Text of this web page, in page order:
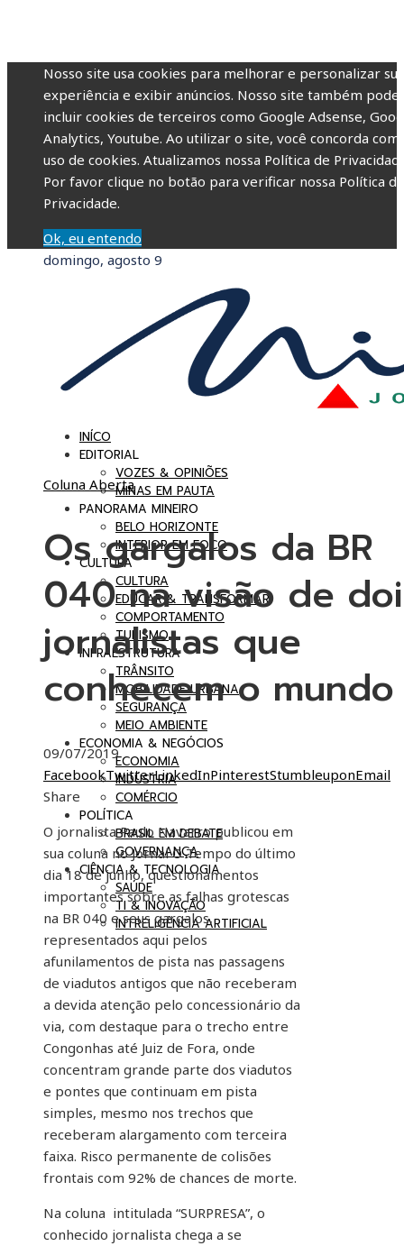
Nosso site usa cookies para melhorar e personalizar sua
experiência e exibir anúncios. Nosso site também pode
incluir cookies de terceiros como Google Adsense,
Analytics, Youtube. Ao utilizar o site, você concorda com
uso de cookies. Atualizamos nossa Política de
Por favor clique no botão para verificar nossa Política de
Privacidade.
Ok, eu entendo
domingo, agosto 9
INÍCO
EDITORIAL
VOZES & OPINIÕES
MINAS EM PAUTA
PANORAMA MINEIRO
BELO HORIZONTE
INTERIOR EM FOCO
CULTURA
CULTURA
EDUCAR & TRANSFORMAR
COMPORTAMENTO
TURISMO
INFRAESTRUTURA
TRÂNSITO
MOBILIDADE URBANA
SEGURANÇA
MEIO AMBIENTE
ECONOMIA & NEGÓCIOS
ECONOMIA
INDÚSTRIA
COMÉRCIO
POLÍTICA
BRASIL EM DEBATE
GOVERNANÇA
CIÊNCIA & TECNOLOGIA
SAÚDE
TI & INOVAÇÃO
INTRELIGÊNCIA ARTIFICIAL
Coluna Aberta
Os gargalos da BR
040 na visão de
jornalistas que
conhecem o mundo
09/07/2019
FacebookTwitterLinkedInPinterestStumbleuponEmail
Share
O jornalista Paulo Navarro publicou em
sua coluna no Jornal O Tempo do último
dia 18 de junho, questionamentos
importantes sobre as falhas grotescas
na BR 040 e seus gargalos,
representados aqui pelos
afunilamentos de pista nas passagens
de viadutos antigos que não receberam
a devida atenção pelo concessionário da
via, com destaque para o trecho entre
Congonhas até Juiz de Fora, onde
concentram grande parte dos viadutos
e pontes que continuam em pista
simples, mesmo nos trechos que
receberam alargamento com terceira
faixa. Risco permanente de colisões
frontais com 92% de chances de morte.
Na coluna intitulada “SURPRESA”, o
conhecido jornalista chega a se